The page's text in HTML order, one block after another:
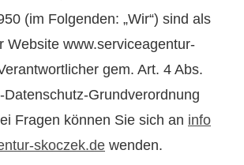
(im Folgenden: „Wir“) sind als
Website www.serviceagentur-
gem. Art. 4 Abs.
Datenschutz-Grundverordnung
Fragen können Sie sich an info
skoczek.de wenden.